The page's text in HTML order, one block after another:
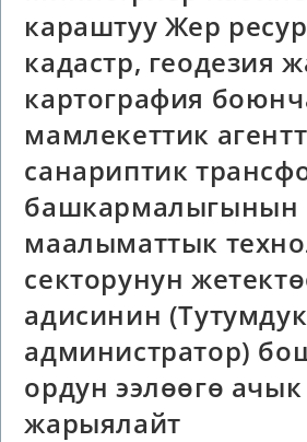
караштуу Жер
кадастр, геодезия
картография
мамлекеттик
санариптик
башкармалыгынын
маалыматтык
секторунун
адисинин (Тутумдук
администратор)
ордун ээлөөгө
жарыялайт